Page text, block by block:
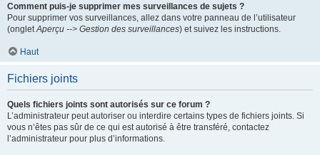
Comment puis-je supprimer mes surveillances de sujets ?
Pour supprimer vos surveillances, allez dans votre panneau de l’utilisateur
(ongletAperçu --> Gestion des surveillances) et suivez les instructions.
Haut
Fichiers joints
Quels fichiers joints sont autorisés sur ce forum ?
L’administrateur peut autoriser ou interdire certains types de fichiers joints. Si
vous n’êtes pas sûr de ce qui est autorisé à être transféré, contactez
l’administrateur pour plus d’informations.